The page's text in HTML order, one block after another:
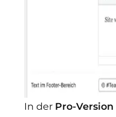
In der Pro-Version